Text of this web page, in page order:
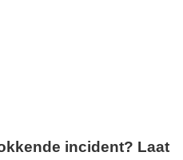
incident? Laat